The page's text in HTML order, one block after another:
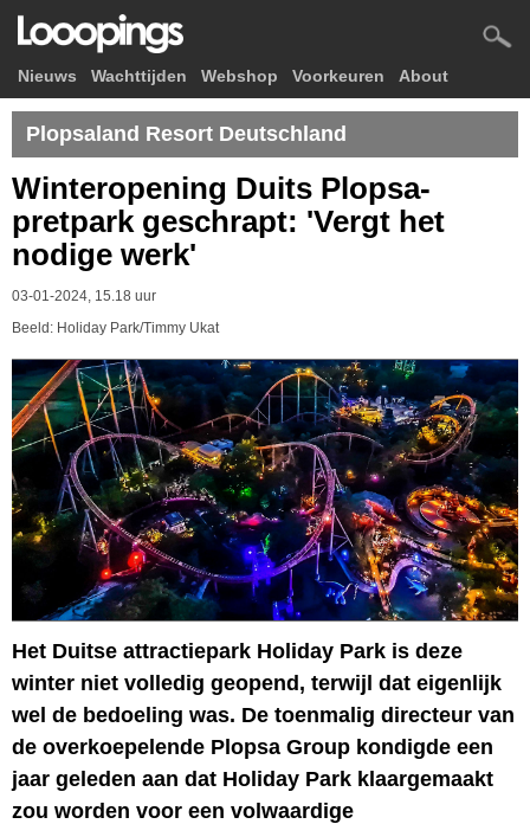
Nieuws Wachttijden Webshop Voorkeuren About
Plopsaland Resort Deutschland
Winteropening Duits Plopsa-
pretpark geschrapt: 'Vergt het
nodige werk'
03-01-2024, 15.18 uur
Beeld: Holiday Park/Timmy Ukat
Het Duitse attractiepark Holiday Park is deze
winter niet volledig geopend, terwijl dat eigenlijk
wel de bedoeling was. De toenmalig directeur van
de overkoepelende Plopsa Group kondigde een
jaar geleden aan dat Holiday Park klaargemaakt
zou worden voor een volwaardige